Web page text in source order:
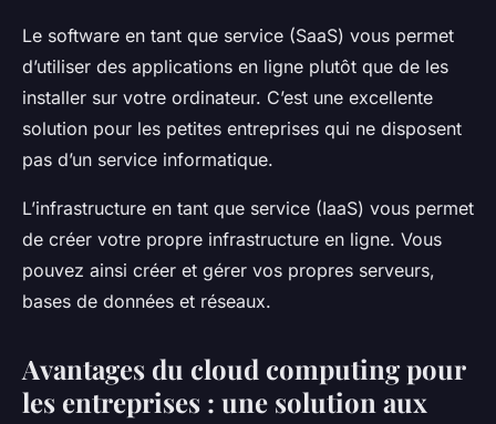
Le software en tant que service (SaaS) vous permet
d’utiliser des applications en ligne plutôt que de les
installer sur votre ordinateur. C’est une excellente
solution pour les petites entreprises qui ne disposent
pas d’un service informatique.
L’infrastructure en tant que service (IaaS) vous permet
de créer votre propre infrastructure en ligne. Vous
pouvez ainsi créer et gérer vos propres serveurs,
bases de données et réseaux.
Avantages du cloud computing pour
les entreprises : une solution aux